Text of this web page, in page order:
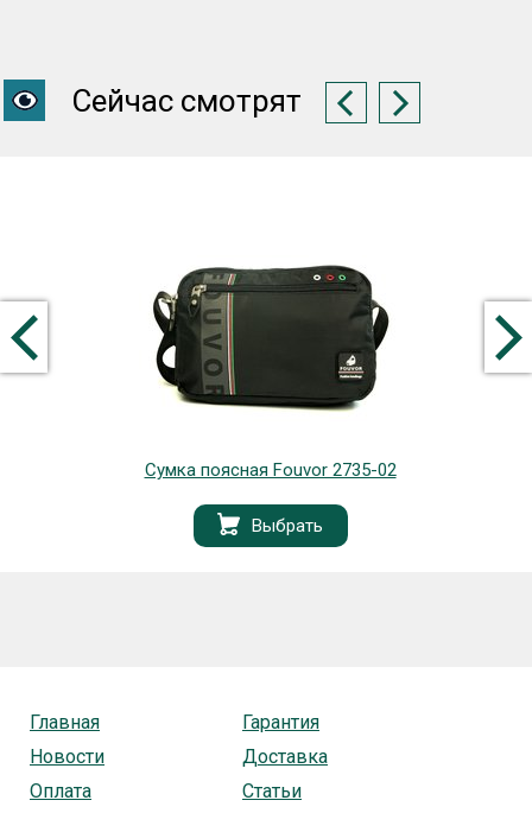
Сейчас смотрят
Сумка поясная Fouvor 2735-02
Выбрать
Главная
Гарантия
Новости
Доставка
Оплата
Статьи